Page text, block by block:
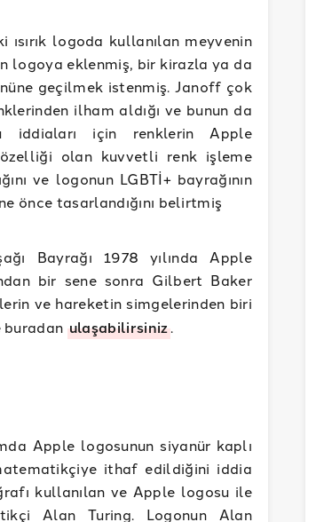
ısırık logoda kullanılan meyvenin
logoya eklenmiş, bir kirazla ya da
geçilmek istenmiş. Janoff çok
ilham aldığı ve bunun da
iddiaları için renklerin Apple
olan kuvvetli renk işleme
ve logonun LGBTİ+ bayrağının
önce tasarlandığını belirtmiş
Bayrağı 1978 yılında Apple
bir sene sonra Gilbert Baker
ve hareketin simgelerinden biri
buradan ulaşabilirsiniz.
Apple logosunun siyanür kaplı
ithaf edildiğini iddia
kullanılan ve Apple logosu ile
Alan Turing. Logonun Alan